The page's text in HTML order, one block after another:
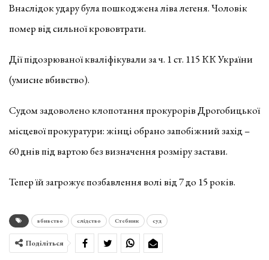
Внаслідок удару була пошкоджена ліва легеня. Чоловік
помер від сильної крововтрати.
Дії підозрюваної кваліфікували за ч. 1 ст. 115 КК України
(умисне вбивство).
Судом задоволено клопотання прокурорів Дрогобицької
місцевої прокуратури: жінці обрано запобіжний захід –
60 днів під вартою без визначення розміру застави.
Тепер їй загрожує позбавлення волі від 7 до 15 років.
вбивство слідство Стебник суд
Поділіться